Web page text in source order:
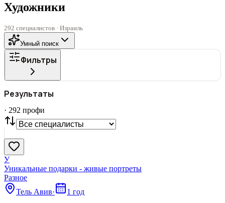
Художники
292 специалистов · Израиль
Умный поиск
Фильтры
Все
СТАТУС
VIP С фото
Нашли
Сбросить
Результаты
· 292 профи
У
Уникальные подарки - живые портреты
Разное
Тель Авив·
1 год